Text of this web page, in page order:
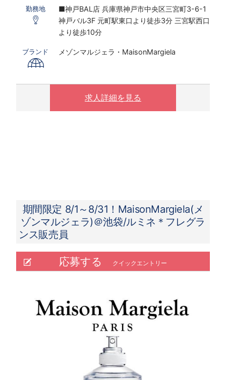
※実働7.5ｈ×22日勤務の場合
※研修期間あり
※時給は経験・スキルにより決定いたします
〇下記の場合は、割増した時給をお支払いしま
※ 実働8時間以上は1.25倍
※ 夜10時以降は1.25倍
勤務地
■神戸BAL店 兵庫県神戸市中央区三宮町3-6-1
神戸バル3F 元町駅東口より徒歩3分 三宮駅西口
より徒歩10分
ブランド メゾンマルジェラ・MaisonMargiela
求人詳細を見る
期間限定 8/1～8/31！MaisonMargiela(メ
ゾンマルジェラ)＠池袋/ルミネ＊フレグラ
ンス販売員
応募する クイックエントリー